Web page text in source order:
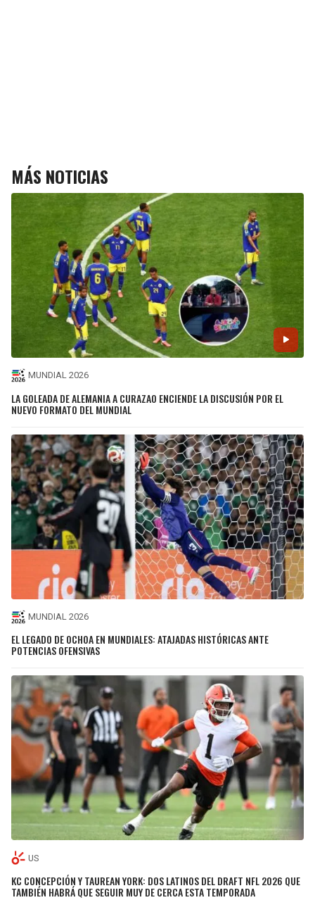
MÁS NOTICIAS
MUNDIAL 2026
LA GOLEADA DE ALEMANIA A CURAZAO ENCIENDE LA DISCUSIÓN POR EL
NUEVO FORMATO DEL MUNDIAL
MUNDIAL 2026
EL LEGADO DE OCHOA EN MUNDIALES: ATAJADAS HISTÓRICAS ANTE
POTENCIAS OFENSIVAS
US
KC CONCEPCIÓN Y TAUREAN YORK: DOS LATINOS DEL DRAFT NFL 2026 QUE
TAMBIÉN HABRÁ QUE SEGUIR MUY DE CERCA ESTA TEMPORADA